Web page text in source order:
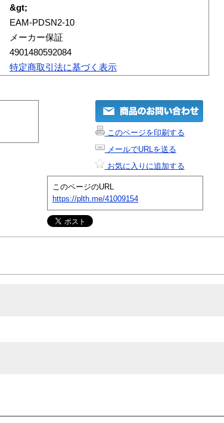
&gt;
EAM-PDSN2-10
メーカー保証
4901480592084
特定商取引法に基づく表示
このページを印刷する
メールでURLを送る
お気に入りに追加する
このページのURL
https://plth.me/41009154